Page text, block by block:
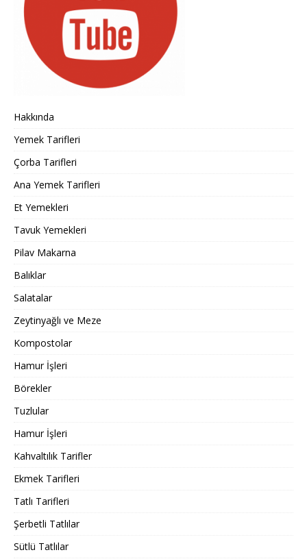
Hakkında
Yemek Tarifleri
Çorba Tarifleri
Ana Yemek Tarifleri
Et Yemekleri
Tavuk Yemekleri
Pilav Makarna
Balıklar
Salatalar
Zeytinyağlı ve Meze
Kompostolar
Hamur İşleri
Börekler
Tuzlular
Hamur İşleri
Kahvaltılık Tarifler
Ekmek Tarifleri
Tatlı Tarifleri
Şerbetli Tatlılar
Sütlü Tatlılar